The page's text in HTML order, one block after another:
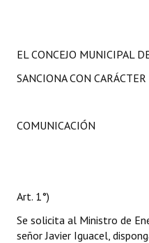
EL CONCEJO MUNICIPAL
SANCIONA CON CARÁCTER
COMUNICACIÓN
Art. 1°)
Se solicita al Ministro de
señor Javier Iguacel,